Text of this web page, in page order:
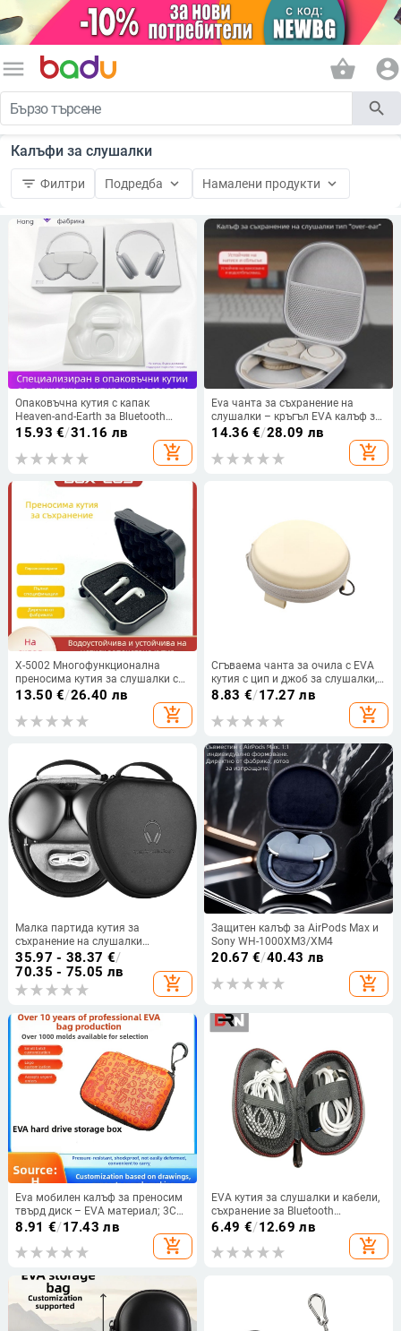
menu shopping_basket account_circle
search
Калъфи за слушалки
filter_list Филтри Подредба keyboard_arrow_down Намалени продукти keyboard_arrow_down
Опаковъчна кутия с капак
Heaven-and-Earth за Bluetooth
слушалка P9 Pro Max
15.93 €/31.16 лв
add_shopping_cart
Eva чанта за съхранение на
слушалки – кръгъл EVA калъф за
слушалки, кабели и преносен
14.36 €/28.09 лв
add_shopping_cart
X-5002 Многофункционална
преносима кутия за слушалки с
органайзер за кабели, джоб за
водоустойчива защитна кутия
13.50 €/26.40 лв
add_shopping_cart
Сгъваема чанта за очила с EVA
кутия с цип и джоб за слушалки,
EVA материал, печат на лого
8.83 €/17.27 лв
add_shopping_cart
Малка партида кутия за
съхранение на слушалки
airpodsmax, автоматична чанта
за слушалки в режим на покой,
кутия за слушалки EVA на склад
35.97 - 38.37 €/
70.35 - 75.05 лв
add_shopping_cart
Защитен калъф за AirPods Max и
Sony WH-1000XM3/XM4
20.67 €/40.43 лв
add_shopping_cart
Eva мобилен калъф за преносим
твърд диск – EVA материал; 3C
дигитално опаковане;
предназначение: за цифрови
домашни устройства; произход:
8.91 €/17.43 лв
add_shopping_cart
EVA кутия за слушалки и кабели,
съхранение за Bluetooth
слушалки, сив, размери 11×8×3
6.49 €/12.69 лв
add_shopping_cart